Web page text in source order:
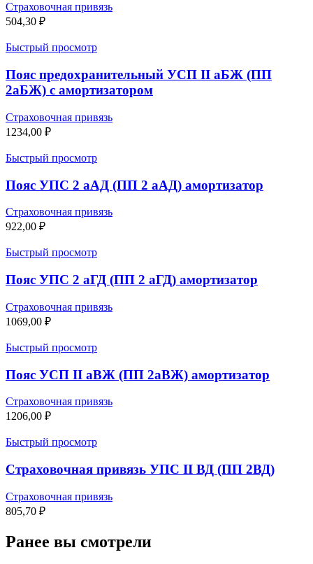
Страховочная привязь
504,30 ₽
Быстрый просмотр
Пояс предохранительный УСП II аБЖ (ПП
2аБЖ) с амортизатором
Страховочная привязь
1234,00 ₽
Быстрый просмотр
Пояс УПС 2 аАД (ПП 2 аАД) амортизатор
Страховочная привязь
922,00 ₽
Быстрый просмотр
Пояс УПС 2 аГД (ПП 2 аГД) амортизатор
Страховочная привязь
1069,00 ₽
Быстрый просмотр
Пояс УСП II аВЖ (ПП 2аВЖ) амортизатор
Страховочная привязь
1206,00 ₽
Быстрый просмотр
Страховочная привязь УПС II ВД (ПП 2ВД)
Страховочная привязь
805,70 ₽
Ранее вы смотрели